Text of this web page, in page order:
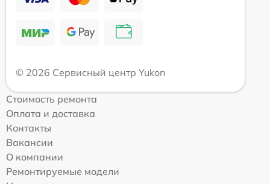
© 2026 Сервисный центр Yukon
Стоимость ремонта
Оплата и доставка
Контакты
Вакансии
О компании
Ремонтируемые модели